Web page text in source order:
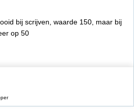
bij scrijven, waarde 150, maar bij
op 50